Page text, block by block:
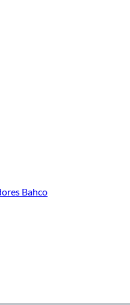
de Molduras en Sodimac.
de renovación y decoración.
Bahco